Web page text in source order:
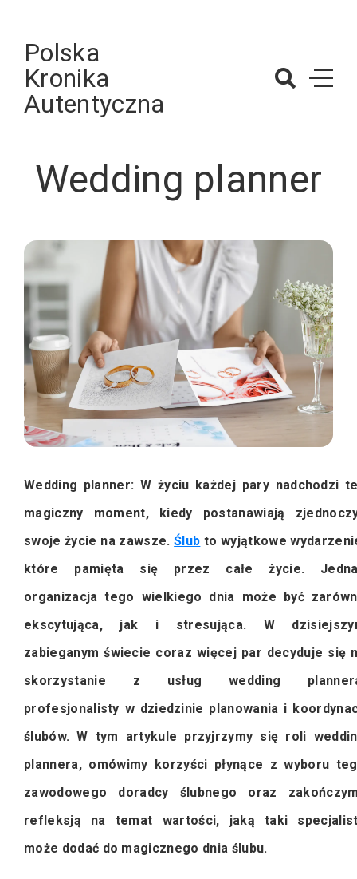
contentPolska
Kronika
Autentyczna
Wedding planner
Wedding planner: W życiu każdej pary nadchodzi
magiczny moment, kiedy postanawiają
swoje życie na zawsze.Ślub to wyjątkowe
które pamięta się przez całe życie.
organizacja tego wielkiego dnia może być
ekscytująca, jak i stresująca. W
zabieganym świecie coraz więcej par decyduje się
skorzystanie z usług wedding
profesjonalisty w dziedzinie planowania i
ślubów. W tym artykule przyjrzymy się roli
plannera, omówimy korzyści płynące z wyboru
zawodowego doradcy ślubnego oraz
refleksją na temat wartości, jaką taki
może dodać do magicznego dnia ślubu.